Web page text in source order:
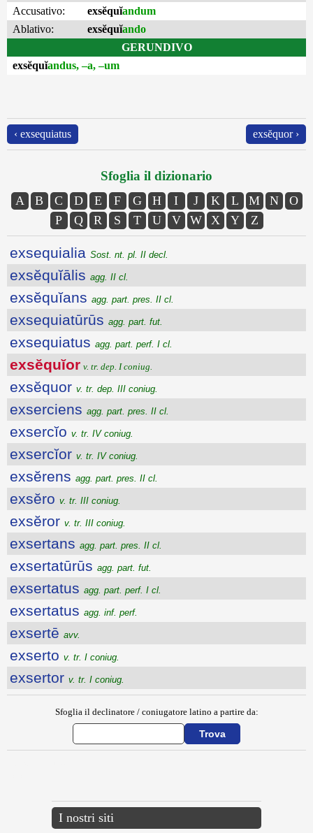
Accusativo:
exsĕquĭandum
Ablativo:
exsĕquĭando
GERUNDIVO
exsĕquĭandus, –a, –um
‹ exsequiatus exsĕquor ›
Sfoglia il dizionario
A B C D E F G H I J K L M N
O
P
Q R S T U V W X Y Z
exsequialia Sost. nt. pl. II decl.
exsĕquĭālis agg. II cl.
exsĕquĭans agg. part. pres. II cl.
exsequiatūrūs agg. part. fut.
exsequiatus agg. part. perf. I cl.
exsĕquĭor v. tr. dep. I coniug.
exsĕquor v. tr. dep. III coniug.
exserciens agg. part. pres. II cl.
exsercĭo v. tr. IV coniug.
exsercĭor v. tr. IV coniug.
exsĕrens agg. part. pres. II cl.
exsĕro v. tr. III coniug.
exsĕror v. tr. III coniug.
exsertans agg. part. pres. II cl.
exsertatūrūs agg. part. fut.
exsertatus agg. part. perf. I cl.
exsertatus agg. inf. perf.
exsertē avv.
exserto v. tr. I coniug.
exsertor v. tr. I coniug.
Sfoglia il declinatore / coniugatore latino a partire da:
I nostri siti